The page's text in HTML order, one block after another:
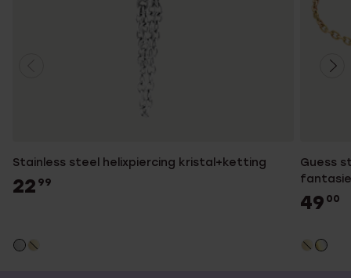
Stainless steel helixpiercing kristal+ketting
22 99
Guess
voor
49 00